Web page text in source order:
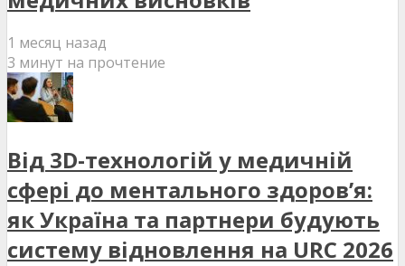
1 месяц назад
3 минут на прочтение
Від 3D-технологій у медичній
сфері до ментального здоров’я:
як Україна та партнери будують
систему відновлення на URC 2026